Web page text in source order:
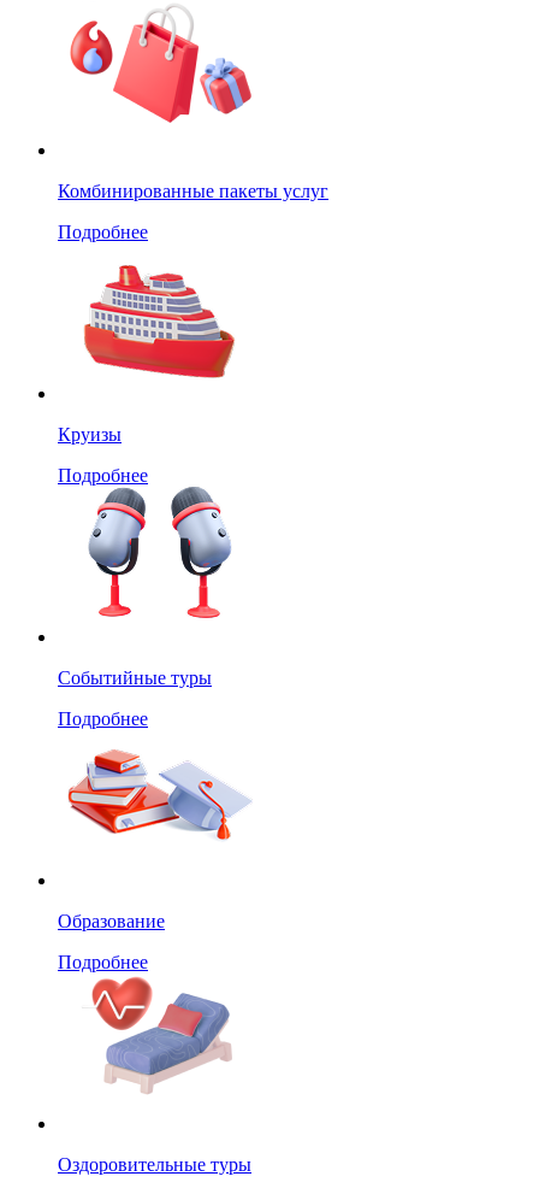
Комбинированные пакеты услуг
Подробнее
Круизы
Подробнее
Событийные туры
Подробнее
Образование
Подробнее
Оздоровительные туры